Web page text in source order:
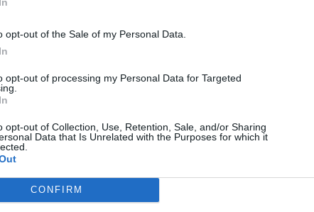
opt-out of the Sale of my Personal Data.
opt-out of processing my Personal Data for Targeted
opt-out of Collection, Use, Retention, Sale, and/or Sharing
Data that Is Unrelated with the Purposes for which it
CONFIRM
a Stoccarda).
dovrà oraaffrontare il belga Raphael
nei confronti diretti) che ha
Popyrin. Mattia.
Nick Kyrgios,per un infortunio occorso
dovrebbe
Il successo su Bublik vale infatti il
se si tratta di una previsione virtuale